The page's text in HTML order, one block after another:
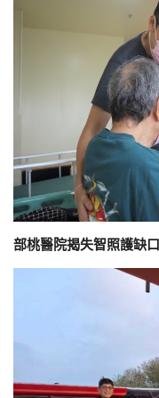
部桃醫院揭失智照護缺